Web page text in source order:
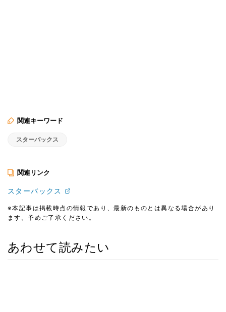
関連キーワード
スターバックス
関連リンク
スターバックス
※本記事は掲載時点の情報であり、最新のものとは異なる場合があり
ます。予めご了承ください。
あわせて読みたい